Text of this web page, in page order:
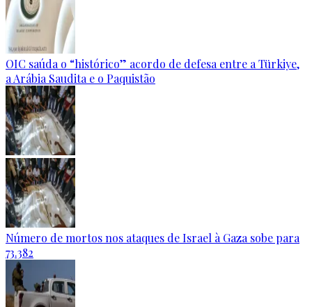
OIC saúda o “histórico” acordo de defesa entre a Türkiye,
a Arábia Saudita e o Paquistão
Número de mortos nos ataques de Israel à Gaza sobe para
73.382